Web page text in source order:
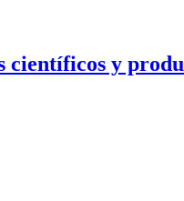
científicos y